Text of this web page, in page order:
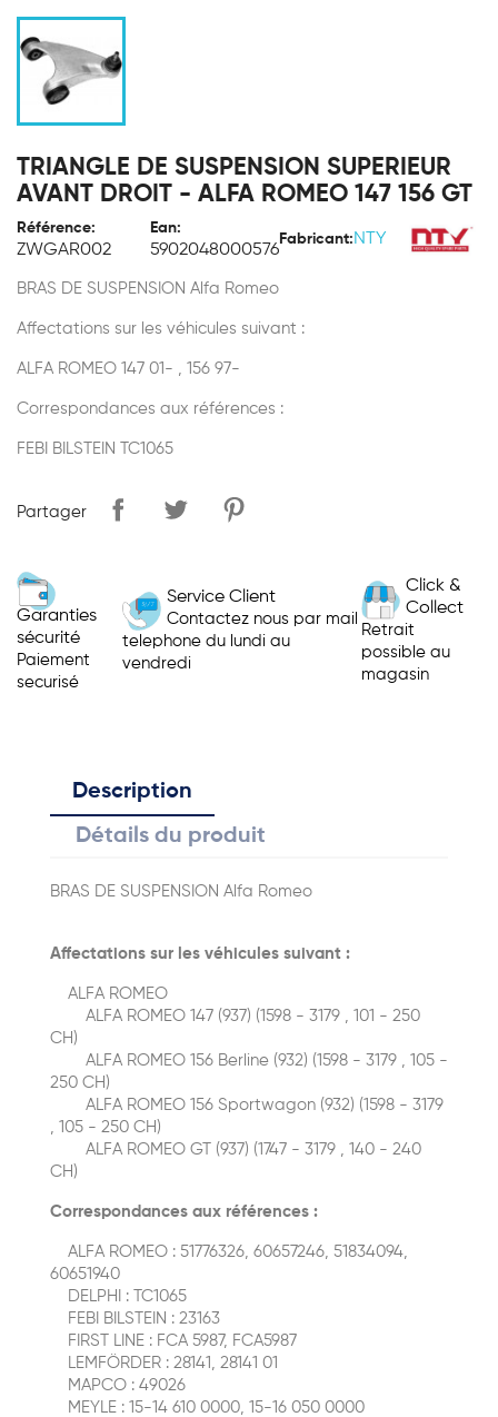
TRIANGLE DE SUSPENSION SUPERIEUR
AVANT DROIT - ALFA ROMEO 147 156 GT
Référence:
ZWGAR002
Ean:
5902048000576
Fabricant: NTY
BRAS DE SUSPENSION Alfa Romeo
Affectations sur les véhicules suivant :
ALFA ROMEO 147 01- , 156 97-
Correspondances aux références :
FEBI BILSTEIN TC1065
Partager
Garanties
sécurité
Paiement
securisé
Service Client
Contactez nous par mail
telephone du lundi au
vendredi
Click &
Collect
Retrait
possible au
magasin
Description
Détails du produit
BRAS DE SUSPENSION Alfa Romeo
Affectations sur les véhicules suivant :
ALFA ROMEO
ALFA ROMEO 147 (937) (1598 - 3179 , 101 - 250
CH)
ALFA ROMEO 156 Berline (932) (1598 - 3179 , 105 -
250 CH)
ALFA ROMEO 156 Sportwagon (932) (1598 - 3179
, 105 - 250 CH)
ALFA ROMEO GT (937) (1747 - 3179 , 140 - 240
CH)
Correspondances aux références :
ALFA ROMEO : 51776326, 60657246, 51834094,
60651940
DELPHI : TC1065
FEBI BILSTEIN : 23163
FIRST LINE : FCA 5987, FCA5987
LEMFÖRDER : 28141, 28141 01
MAPCO : 49026
MEYLE : 15-14 610 0000, 15-16 050 0000